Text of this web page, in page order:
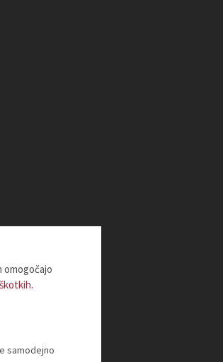
omogočajo
samodejno